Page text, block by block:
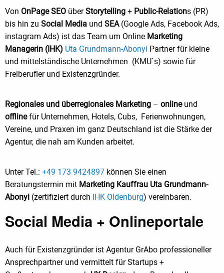
Von OnPage SEO überStorytelling + Public-Relations (PR)
bis hin zu Social Media und SEA(Google Ads, Facebook Ads,
instagram Ads) ist das Team um Online Marketing
Managerin (IHK) Uta Grundmann-Abonyi Partner für kleine
und mittelständische Unternehmen (KMU`s) sowie für
Freiberufler und Existenzgründer.
Regionales und überregionales Marketing – onlineund
offlinefür Unternehmen, Hotels, Cubs, Ferienwohnungen,
Vereine, und Praxen im ganz Deutschland ist die Stärke der
Agentur, die nah am Kunden arbeitet.
Unter Tel.: +49 173 9424897 können Sie einen
Beratungstermin mit Marketing Kauffrau Uta Grundmann-
Abonyi (zertifiziert durch IHK Oldenburg) vereinbaren.
Social Media + Onlineportale
Auch für Existenzgründer ist Agentur GrAbo professioneller
Ansprechpartner und vermittelt für Startups +